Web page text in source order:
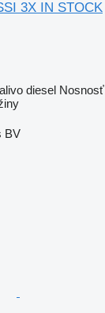
3X IN STOCK
diesel Nosnosť
BV